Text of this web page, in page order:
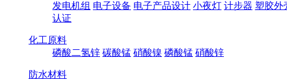
发电机组 电子设备 电子产品设计 小夜灯 计步器 塑胶外
认证
化工原料
磷酸二氢锌 碳酸锰 硝酸镍 磷酸锰 硝酸锌
防水材料